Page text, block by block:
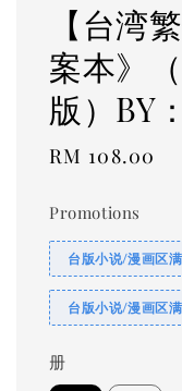
【台湾
案本》
版）BY
Regular
RM 108.00
Promotions
台版小说/漫画区
台版小说/漫画区
册